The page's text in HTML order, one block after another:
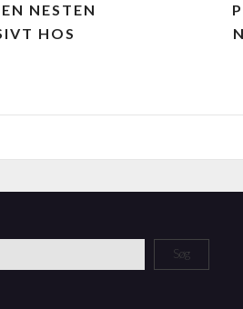
NESTEN
HOS
Søg